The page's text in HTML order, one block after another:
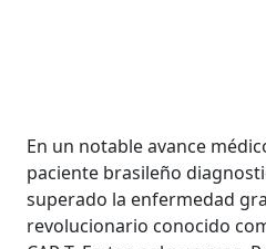
En un notable avance
paciente brasileño
superado la enfermedad
revolucionario conocido